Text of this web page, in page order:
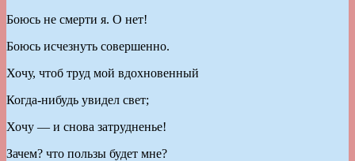
Боюсь не смерти я. О нет!
Боюсь исчезнуть совершенно.
Хочу, чтоб труд мой вдохновенный
Когда-нибудь увидел свет;
Хочу — и снова затрудненье!
Зачем? что пользы будет мне?